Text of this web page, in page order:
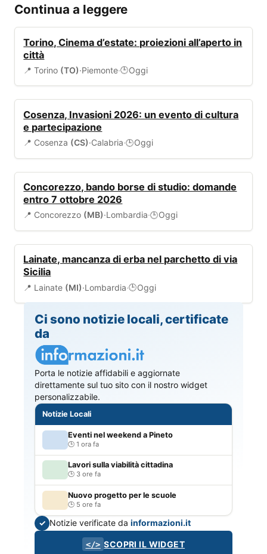
Continua a leggere
Torino, Cinema d’estate: proiezioni all’aperto in
città
📍 Torino (TO)·Piemonte·🕒Oggi
Cosenza, Invasioni 2026: un evento di cultura
e partecipazione
📍 Cosenza (CS)·Calabria·🕒Oggi
Concorezzo, bando borse di studio: domande
entro 7 ottobre 2026
📍 Concorezzo (MB)·Lombardia·🕒Oggi
Lainate, mancanza di erba nel parchetto di via
Sicilia
📍 Lainate (MI)·Lombardia·🕒Oggi
Ci sono notizie locali, certificate
da
Porta le notizie affidabili e aggiornate
direttamente sul tuo sito con il nostro widget
personalizzabile.
Notizie Locali
Eventi nel weekend a Pineto
1 ora fa
Lavori sulla viabilità cittadina
3 ore fa
Nuovo progetto per le scuole
5 ore fa
✓ Notizie verificate dainformazioni.it
</> SCOPRI IL WIDGET